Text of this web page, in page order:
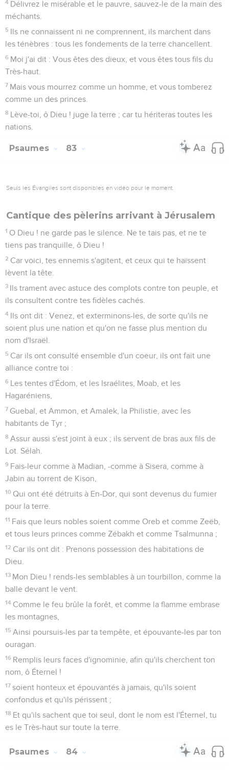
4 Délivrez le misérable et le pauvre, sauvez-le de la main des
méchants.
5 Ils ne connaissent ni ne comprennent, ils marchent dans
les ténèbres : tous les fondements de la terre chancellent.
6 Moi j'ai dit : Vous êtes des dieux, et vous êtes tous fils du
Très-haut.
7 Mais vous mourrez comme un homme, et vous tomberez
comme un des princes.
8 Lève-toi, ô Dieu ! juge la terre ; car tu hériteras toutes les
nations.
Psaumes 83
Seuls les Évangiles sont disponibles en vidéo pour le moment.
Cantique des pèlerins arrivant à Jérusalem
1 O Dieu ! ne garde pas le silence. Ne te tais pas, et ne te
tiens pas tranquille, ô Dieu !
2 Car voici, tes ennemis s'agitent, et ceux qui te haïssent
lèvent la tête.
3 Ils trament avec astuce des complots contre ton peuple, et
ils consultent contre tes fidèles cachés.
4 Ils ont dit : Venez, et exterminons-les, de sorte qu'ils ne
soient plus une nation et qu'on ne fasse plus mention du
nom d'Israël.
5 Car ils ont consulté ensemble d'un coeur, ils ont fait une
alliance contre toi :
6 Les tentes d'Édom, et les Israélites, Moab, et les
Hagaréniens,
7 Guebal, et Ammon, et Amalek, la Philistie, avec les
habitants de Tyr ;
8 Assur aussi s'est joint à eux ; ils servent de bras aux fils de
Lot. Sélah.
9 Fais-leur comme à Madian, -comme à Sisera, comme à
Jabin au torrent de Kison,
10 Qui ont été détruits à En-Dor, qui sont devenus du fumier
pour la terre.
11 Fais que leurs nobles soient comme Oreb et comme Zeëb,
et tous leurs princes comme Zébakh et comme Tsalmunna ;
12 Car ils ont dit : Prenons possession des habitations de
Dieu.
13 Mon Dieu ! rends-les semblables à un tourbillon, comme la
balle devant le vent.
14 Comme le feu brûle la forêt, et comme la flamme embrase
les montagnes,
15 Ainsi poursuis-les par ta tempête, et épouvante-les par ton
ouragan.
16 Remplis leurs faces d'ignominie, afin qu'ils cherchent ton
nom, ô Éternel !
17 soient honteux et épouvantés à jamais, qu'ils soient
confondus et qu'ils périssent ;
18 Et qu'ils sachent que toi seul, dont le nom est l'Éternel, tu
es le Très-haut sur toute la terre.
Psaumes 84